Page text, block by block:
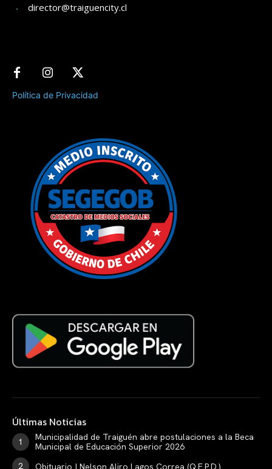
director@traiguencity.cl
Política de Privacidad
Últimas Noticias
Municipalidad de Traiguén abre postulaciones a la Beca
Municipal de Educación Superior 2026
Obituario | Nelson Aliro Lagos Correa (Q.E.P.D.)